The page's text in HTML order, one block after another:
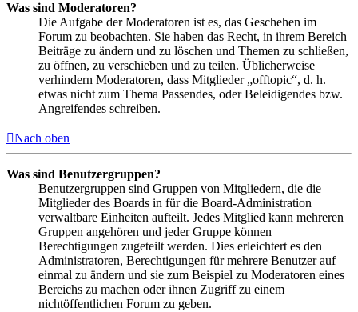
Was sind Moderatoren?
Die Aufgabe der Moderatoren ist es, das Geschehen im
Forum zu beobachten. Sie haben das Recht, in ihrem Bereich
Beiträge zu ändern und zu löschen und Themen zu schließen,
zu öffnen, zu verschieben und zu teilen. Üblicherweise
verhindern Moderatoren, dass Mitglieder „offtopic“, d. h.
etwas nicht zum Thema Passendes, oder Beleidigendes bzw.
Angreifendes schreiben.
Nach oben
Was sind Benutzergruppen?
Benutzergruppen sind Gruppen von Mitgliedern, die die
Mitglieder des Boards in für die Board-Administration
verwaltbare Einheiten aufteilt. Jedes Mitglied kann mehreren
Gruppen angehören und jeder Gruppe können
Berechtigungen zugeteilt werden. Dies erleichtert es den
Administratoren, Berechtigungen für mehrere Benutzer auf
einmal zu ändern und sie zum Beispiel zu Moderatoren eines
Bereichs zu machen oder ihnen Zugriff zu einem
nichtöffentlichen Forum zu geben.